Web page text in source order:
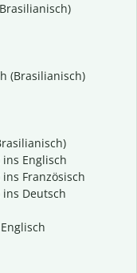
(Brasilianisch)
Englisch
Französisch
Deutsch